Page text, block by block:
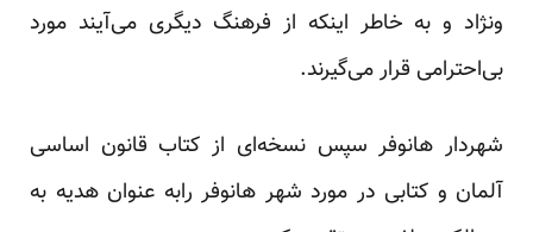
و‌نژاد و به خاطر اینکه از فرهنگ دیگری می‌آیند مورد
بی‌احترامی قرار می‌گیرند.
شهردار هانوفر سپس نسخه‌ای از کتاب قانون اساسی
آلمان و کتابی در مورد شهر هانوفر رابه عنوان هدیه به